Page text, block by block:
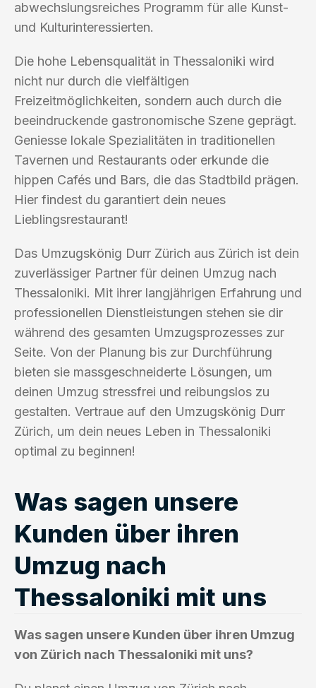
abwechslungsreiches Programm für alle Kunst-
und Kulturinteressierten.
Die hohe Lebensqualität in Thessaloniki wird
nicht nur durch die vielfältigen
Freizeitmöglichkeiten, sondern auch durch die
beeindruckende gastronomische Szene geprägt.
Geniesse lokale Spezialitäten in traditionellen
Tavernen und Restaurants oder erkunde die
hippen Cafés und Bars, die das Stadtbild prägen.
Hier findest du garantiert dein neues
Lieblingsrestaurant!
Das Umzugskönig Durr Zürich aus Zürich ist dein
zuverlässiger Partner für deinen Umzug nach
Thessaloniki. Mit ihrer langjährigen Erfahrung und
professionellen Dienstleistungen stehen sie dir
während des gesamten Umzugsprozesses zur
Seite. Von der Planung bis zur Durchführung
bieten sie massgeschneiderte Lösungen, um
deinen Umzug stressfrei und reibungslos zu
gestalten. Vertraue auf den Umzugskönig Durr
Zürich, um dein neues Leben in Thessaloniki
optimal zu beginnen!
Was sagen unsere
Kunden über ihren
Umzug nach
Thessaloniki mit uns
Was sagen unsere Kunden über ihren Umzug
von Zürich nach Thessaloniki mit uns?